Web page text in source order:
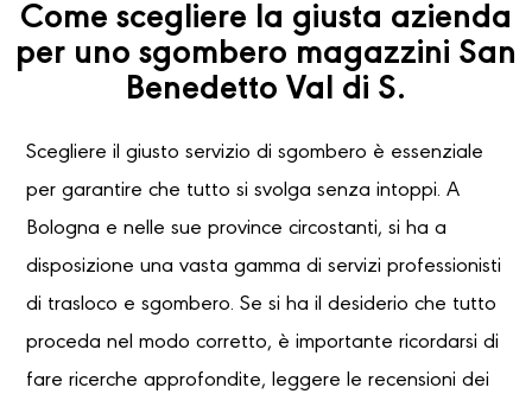
Come scegliere la giusta azienda
per uno sgombero magazzini San
Benedetto Val di S.
Scegliere il giusto servizio di sgombero è essenziale
per garantire che tutto si svolga senza intoppi. A
Bologna e nelle sue province circostanti, si ha a
disposizione una vasta gamma di servizi professionisti
di trasloco e sgombero. Se si ha il desiderio che tutto
proceda nel modo corretto, è importante ricordarsi di
fare ricerche approfondite, leggere le recensioni dei